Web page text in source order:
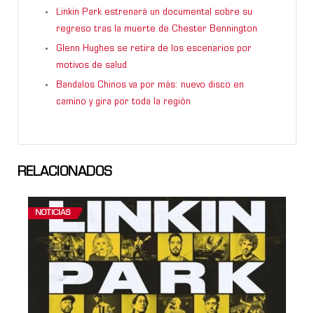
Linkin Park estrenará un documental sobre su
regreso tras la muerte de Chester Bennington
Glenn Hughes se retira de los escenarios por
motivos de salud
Bandalos Chinos va por más: nuevo disco en
camino y gira por toda la región
RELACIONADOS
NOTICIAS